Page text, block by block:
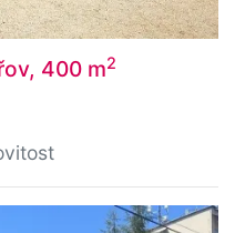
400 m2